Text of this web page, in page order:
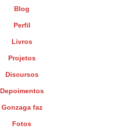
Blog
Perfil
Livros
Projetos
Discursos
Depoimentos
Gonzaga faz
Fotos